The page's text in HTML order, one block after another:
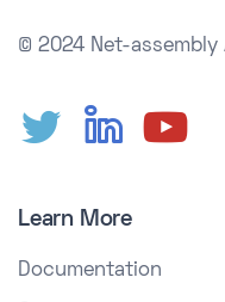
© 2024 Net-assembly
Learn More
Documentation